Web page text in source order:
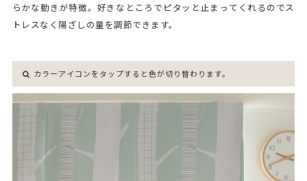
らかな動きが特徴。好きなところでピタッと止まってくれるのでス
トレスなく陽ざしの量を調節できます。
カラーアイコンをタップすると色が切り替わります。